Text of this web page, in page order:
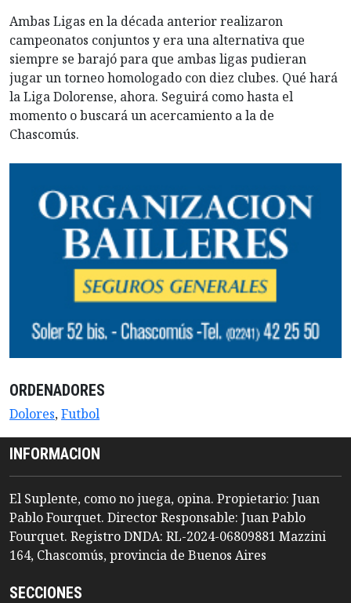
Ambas Ligas en la década anterior realizaron
campeonatos conjuntos y era una alternativa que
siempre se barajó para que ambas ligas pudieran
jugar un torneo homologado con diez clubes. Qué hará
la Liga Dolorense, ahora. Seguirá como hasta el
momento o buscará un acercamiento a la de
Chascomús.
ORDENADORES
Dolores,Futbol
INFORMACION
El Suplente, como no juega, opina. Propietario: Juan
Pablo Fourquet. Director Responsable: Juan Pablo
Fourquet. Registro DNDA: RL-2024-06809881 Mazzini
164, Chascomús, provincia de Buenos Aires
SECCIONES